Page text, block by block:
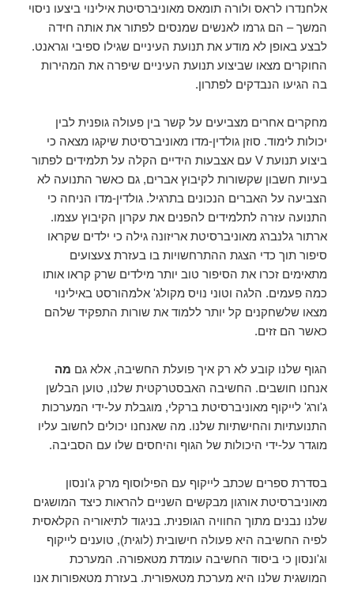
אלחנדרו לראס ולורה תומאס מאוניברסיטת אילינוי ביצעו ניסוי
המשך – הם גרמו לאנשים שמנסים לפתור את אותה חידה
לבצע באופן לא מודע את תנועת העיניים שגילו ספיבי וגראנט.
החוקרים מצאו שביצוע תנועת העיניים שיפרה את המהירות
בה הגיעו הנבדקים לפתרון.
מחקרים אחרים מצביעים על קשר בין פעולה גופנית לבין
יכולות לימוד. סוזן גולדין-מדו מאוניברסיטת שיקגו מצאה כי
ביצוע תנועת V עם אצבעות הידיים הקלה על תלמידים לפתור
בעיות חשבון שקשורות לקיבוץ אברים, גם כאשר התנועה לא
הצביעה על האברים הנכונים בתרגיל. גולדין-מדו הניחה כי
התנועה עזרה לתלמידים להפנים את עקרון הקיבוץ עצמו.
ארתור גלנברג מאוניברסיטת אריזונה גילה כי ילדים שקראו
סיפור תוך כדי הצגת ההתרחשויות בו בעזרת צעצועים
מתאימים זכרו את הסיפור טוב יותר מילדים שרק קראו אותו
כמה פעמים. הלגה וטוני נויס מקולג' אלמהורסט באילינוי
מצאו שלשחקנים קל יותר ללמוד את שורות התפקיד שלהם
כאשר הם זזים.
הגוף שלנו קובע לא רק איך פועלת החשיבה, אלא גם מה
אנחנו חושבים. החשיבה האבסטרקטית שלנו, טוען הבלשן
ג'ורג' לייקוף מאוניברסיטת ברקלי, מוגבלת על-ידי המערכות
התנועתיות והחישתיות שלנו. מה שאנחנו יכולים לחשוב עליו
מוגדר על-ידי היכולות של הגוף והיחסים שלו עם הסביבה.
בסדרת ספרים שכתב לייקוף עם הפילוסוף מרק ג'ונסון
מאוניברסיטת אורגון מבקשים השניים להראות כיצד המושגים
שלנו נבנים מתוך החוויה הגופנית. בניגוד לתיאוריה הקלאסית
לפיה החשיבה היא פעולה חישובית (לוגית), טוענים לייקוף
וג'ונסון כי ביסוד החשיבה עומדת מטאפורה. המערכת
המושגית שלנו היא מערכת מטאפורית. בעזרת מטאפורות אנו